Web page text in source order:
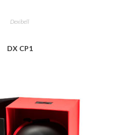
Dexibell
DX CP1